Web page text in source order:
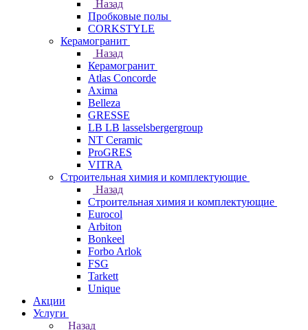
Назад
Пробковые полы
CORKSTYLE
Керамогранит
Назад
Керамогранит
Atlas Concorde
Axima
Belleza
GRESSE
LB LB lasselsbergergroup
NT Ceramic
ProGRES
VITRA
Строительная химия и комплектующие
Назад
Строительная химия и комплектующие
Eurocol
Arbiton
Bonkeel
Forbo Arlok
FSG
Tarkett
Unique
Акции
Услуги
Назад